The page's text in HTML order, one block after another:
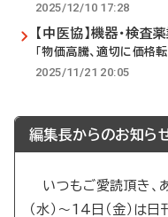
2025/12/10 17:28
【中医協】機器・検査
「物価高騰、適切に価格転
2025/11/21 20:05
編集長からのお知ら
いつもご愛読頂き、
（水）～14日（金）は